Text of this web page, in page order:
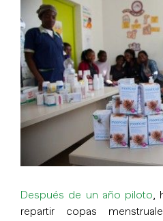
imagen
más
grande
Después de un año piloto,
repartir copas